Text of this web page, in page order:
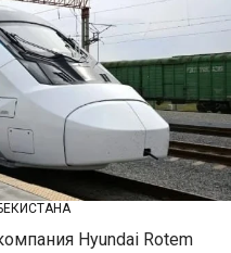
Hyundai Rotem